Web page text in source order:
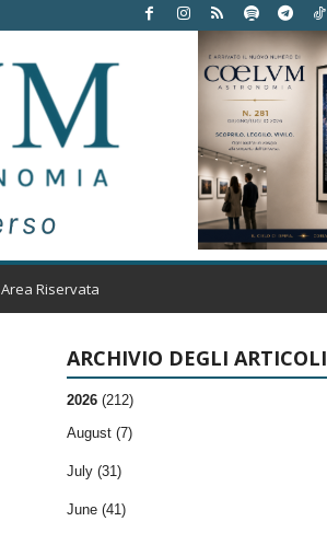
Area Riservata
ARCHIVIO DEGLI ARTICOLI
2026 (212)
August (7)
July (31)
June (41)